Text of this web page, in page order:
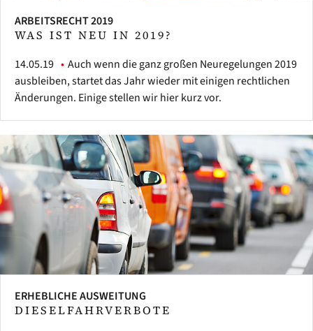
ARBEITSRECHT 2019
WAS IST NEU IN 2019?
14.05.19
Auch wenn die ganz großen Neuregelungen 2019
ausbleiben, startet das Jahr wieder mit einigen rechtlichen
Änderungen. Einige stellen wir hier kurz vor.
ERHEBLICHE AUSWEITUNG
DIESELFAHRVERBOTE